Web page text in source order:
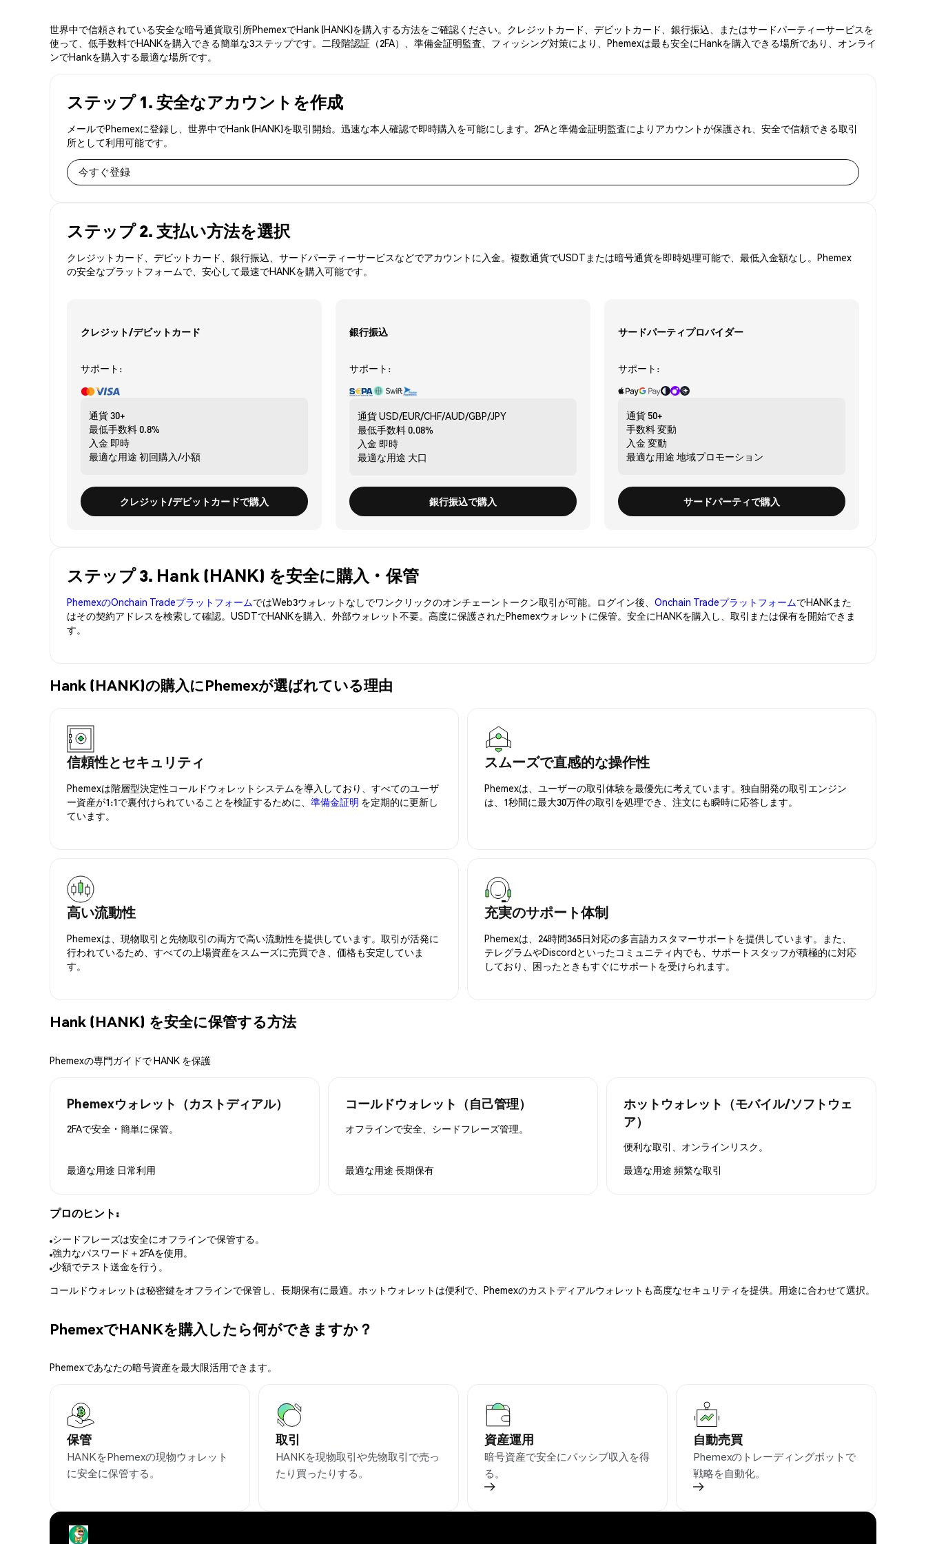
世界中で信頼されている安全な暗号通貨取引所PhemexでHank (HANK)を購入する方法をご確認ください。クレジットカード、デビットカード、銀行振込、またはサードパーティーサービスを
使って、低手数料でHANKを購入できる簡単な3ステップです。二段階認証（2FA）、準備金証明監査、フィッシング対策により、Phemexは最も安全にHankを購入できる場所であり、オンライ
ンでHankを購入する最適な場所です。
ステップ 1. 安全なアカウントを作成
メールでPhemexに登録し、世界中でHank (HANK)を取引開始。迅速な本人確認で即時購入を可能にします。2FAと準備金証明監査によりアカウントが保護され、安全で信頼できる取引
所として利用可能です。
今すぐ登録
ステップ 2. 支払い方法を選択
クレジットカード、デビットカード、銀行振込、サードパーティーサービスなどでアカウントに入金。複数通貨でUSDTまたは暗号通貨を即時処理可能で、最低入金額なし。Phemex
の安全なプラットフォームで、安心して最速でHANKを購入可能です。
クレジット/デビットカード
サポート:
通貨30+
最低手数料0.8%
入金 即時
最適な用途 初回購入/小額
クレジット/デビットカードで購入
銀行振込
サポート:
通貨USD/EUR/CHF/AUD/GBP/JPY
最低手数料0.08%
入金 即時
最適な用途 大口
銀行振込で購入
サードパーティプロバイダー
サポート:
通貨 50+
手数料変動
入金 変動
最適な用途 地域プロモーション
サードパーティで購入
ステップ 3. Hank (HANK) を安全に購入・保管
PhemexのOnchain TradeプラットフォームではWeb3ウォレットなしでワンクリックのオンチェーントークン取引が可能。ログイン後、 Onchain TradeプラットフォームでHANKまた
はその契約アドレスを検索して確認。USDTでHANKを購入、外部ウォレット不要。高度に保護されたPhemexウォレットに保管。安全にHANKを購入し、取引または保有を開始できま
す。
Hank (HANK)の購入にPhemexが選ばれている理由
信頼性とセキュリティ
Phemexは階層型決定性コールドウォレットシステムを導入しており、すべてのユーザ
ー資産が1:1で裏付けられていることを検証するために、 準備金証明 を定期的に更新し
ています。
スムーズで直感的な操作性
Phemexは、ユーザーの取引体験を最優先に考えています。独自開発の取引エンジン
は、1秒間に最大30万件の取引を処理でき、注文にも瞬時に応答します。
高い流動性
Phemexは、現物取引と先物取引の両方で高い流動性を提供しています。取引が活発に
行われているため、すべての上場資産をスムーズに売買でき、価格も安定していま
す。
充実のサポート体制
Phemexは、24時間365日対応の多言語カスタマーサポートを提供しています。また、
テレグラムやDiscordといったコミュニティ内でも、サポートスタッフが積極的に対応
しており、困ったときもすぐにサポートを受けられます。
Hank (HANK) を安全に保管する方法
Phemexの専門ガイドで HANK を保護
Phemexウォレット（カストディアル）
2FAで安全・簡単に保管。
最適な用途 日常利用
コールドウォレット（自己管理）
オフラインで安全、シードフレーズ管理。
最適な用途 長期保有
ホットウォレット（モバイル/ソフトウェ
ア）
便利な取引、オンラインリスク。
最適な用途 頻繁な取引
プロのヒント:
シードフレーズは安全にオフラインで保管する。
強力なパスワード＋2FAを使用。
少額でテスト送金を行う。
コールドウォレットは秘密鍵をオフラインで保管し、長期保有に最適。ホットウォレットは便利で、Phemexのカストディアルウォレットも高度なセキュリティを提供。用途に合わせて選択。
PhemexでHANKを購入したら何ができますか？
Phemexであなたの暗号資産を最大限活用できます。
保管
HANKをPhemexの現物ウォレット
に安全に保管する。
取引
HANKを現物取引や先物取引で売っ
たり買ったりする。
資産運用
暗号資産で安全にパッシブ収入を得
る。
自動売買
Phemexのトレーディングボットで
戦略を自動化。